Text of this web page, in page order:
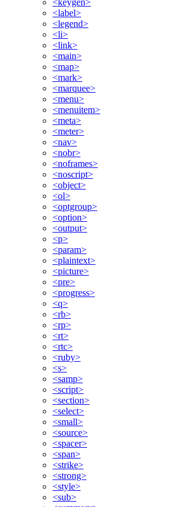
<keygen>
<label>
<legend>
<li>
<link>
<main>
<map>
<mark>
<marquee>
<menu>
<menuitem>
<meta>
<meter>
<nav>
<nobr>
<noframes>
<noscript>
<object>
<ol>
<optgroup>
<option>
<output>
<p>
<param>
<plaintext>
<picture>
<pre>
<progress>
<q>
<rb>
<rp>
<rt>
<rtc>
<ruby>
<s>
<samp>
<script>
<section>
<select>
<small>
<source>
<spacer>
<span>
<strike>
<strong>
<style>
<sub>